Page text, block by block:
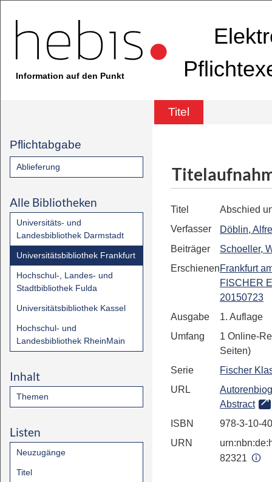
Information auf den Punkt
Titel
Pflichtabgabe
Ablieferung
Alle Bibliotheken
Universitäts- und
Landesbibliothek Darmstadt
Universitätsbibliothek Frankfurt
Hochschul-, Landes- und
Stadtbibliothek Fulda
Universitätsbibliothek Kassel
Hochschul- und
Landesbibliothek RheinMain
Inhalt
Themen
Listen
Neuzugänge
Titel
Titel
Abschied
Verfasser
Döblin,
Beiträger
Schoeller,
ErschienenFrankfurt
FISCHER
20150723
Ausgabe
1. Auflage
Umfang
1 Online-
Seiten)
Serie
Fischer
URL
Abstract
ISBN
978-3-10-
URN
82321